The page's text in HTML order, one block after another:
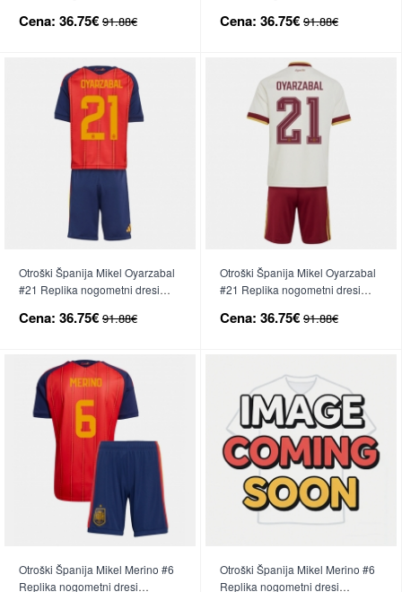
Rokav (+ hlače)
Cena: 36.75€ 91.88€
Kratek Rokav (+ hlače)
Cena: 36.75€ 91.88€
Otroški Španija Mikel Oyarzabal
#21 Replika nogometni dresi
Rokav (+ hlače)
Cena: 36.75€ 91.88€
Otroški Španija Mikel Oyarzabal
#21 Replika nogometni dresi
Kratek Rokav (+ hlače)
Cena: 36.75€ 91.88€
Otroški Španija Mikel Merino #6
Replika nogometni dresi
Otroški Španija Mikel Merino #6
Replika nogometni dresi